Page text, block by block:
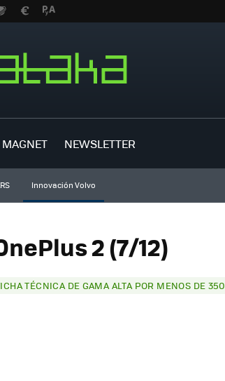
MAGNET NEWSLETTER
Innovación Volvo
2 (7/12)
TÉCNICA DE GAMA ALTA POR MENOS DE